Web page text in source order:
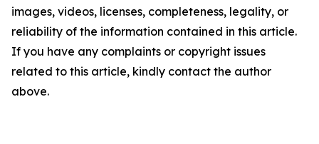
images, videos, licenses, completeness, legality, or
reliability of the information contained in this article.
If you have any complaints or copyright issues
related to this article, kindly contact the author
above.